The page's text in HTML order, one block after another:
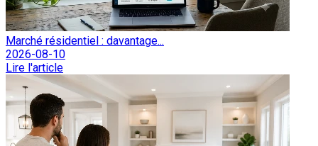
Marché résidentiel : davantage...
2026-08-10
Lire l'article